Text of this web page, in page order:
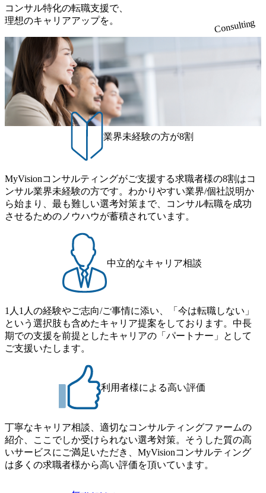
広いプロジェクトに従事 - 鈴木健仁氏：新卒でベイカレン
トに入社し最年少ディレクターを経てXspearに参画 - 梶田
威人氏：BCG出身。金融業界における戦略策定、DX戦略立
案、人事組織テーマに強みを持ち、メディア・エンタメ業
界においてはDX戦略立案、NFT等の新規事業立案を得意と
する。 - 藏満 一馬氏：アクセンチュア出身。金融業界を中
心に、DX戦略策定、新規事業立案、組織変革、規制対応等
の幅広いプロジェクトを主導する。 - 天野 善仁氏：19卒Pw
C出身。Xspear最年少シニアマネージャー 社員インタビュー
ページ (https://www.xspear.co.jp/career/interviews/) 戦略だけの
コンサルは終わり──コンサル業界の風雲児に聞く。“これ
から”のコンサルの在り方 (https://www.businessinsider.jp/articl
e/20250205-simplex-xspear/) Xspear Consultingがえるぼし認定
を取得 (https://www.agara.co.jp/article/382811) シンプレクスと
Xspear Consultingが、東京都港区の行政手続き100%デジタル
化を支援 (https://www.afpbb.com/articles/-/3520247) 【未経験
者】 ・年収UPでのオファー ・ワンプールで様々なインダ
流工程、先端技術を学べる環境 【コンサルファーム経験
者】 ・専門領域に軸足を置きながら、他領域にもチャレン
ジできる環境 ・タイトルアップでのオファー ・現職ファー
ムより高いオファー年収 ・実力主義でプロモーションでき
る（ダブルスキップもあり） ・週に1度のアサインｍｔｇで
果、なりたいキャリアを反映できるｐｊにアサインしても
らえる ・シンプレクスというテクノロジーに強い部隊がい
るため、エンジニアの視点からも協業しクライアントへ価
値提供できる ・デリバリー中心の案件もあればセールス中
心の案件もあり、個々の裁量や得意領域に合わせた売り上
げの立て方を選べる ここ1年で社員数60名⇒100名超、売上
今期18億円⇒来期30億円（いずれも約170％アップ）と急成
長中のファームである また、成長中ファームのため優秀な
上司の近くで働けるチャンスも多い(ボストン・コンサルテ
ィング・グループ出身者等 (https://www.xspear.co.jp/member/ta
keto_kajita/)） 多様なメンバー、多様なプロジェクトによる
自己成長機会が多く、新たなチャレンジが可能 100名規模に
も関わらず、外資系戦略コンサルティングファームや総合
スタイム制度を実施しており、月単位の決められた労働時
間の範囲内で、出社・退社の時刻を社員の自己裁量に委
ね、ワークライフバランスを図りながら効率的に働くこと
ができる 【休日】 土日祝休みの完全週休2日制 2025年度の
年間休日は125日（GW8日、夏季9日、年末年始9日） 有給
休暇は年間24日（4月1日入社の場合）で、入社日に付与さ
れます。 年次有給休暇の残日数は、翌年度に繰り越すこと
ができます。 慶弔休暇は、事由により取得可能日数は異な
りますが、3～7日の連続休暇を取得できます。 リフレッシ
ュ休暇は、規程で定める勤続年数ごとに、連続5日のリフレ
ッシュ休暇を取得できます。 【育児や子の看護、介護など
の制度】 育児休暇： 対象：小学校1年修了時の3月31日まで
の子を育てるすべての従業員※期間：通算3年間 短時間勤
日2時間15分まで、始業・終業時刻の繰り上げ・繰り下げが
可能 子の看護休暇： 子1人につき5日まで取得でき、1時間
単位で取得することも可能 家族看護休暇： 5日まで取得で
き、1時間単位で取得することも可能 【独身寮、住宅手当制
度など】 独身寮：富山事業所の近くに、白風寮と青風寮の2
つの寮があり、以下の入居基準を満たす方が入居可能で
す。 ＜入居基準＞ ・満33歳までの独身者 ・自宅から勤務地
までの通勤総時間が2時間を超えること 住宅手当： 本社の
近くには独身寮や社宅等が無いため、条件を満たす方には
住宅手当を支給します。 また、独身寮は男性のみの入居と
なるため、入居基準を満たす女性には住宅手当を支給しま
す。 住宅手当は、一般賃貸物件を従業員が契約し、規程で
定める金額を会社が支払います。 その他： 採用時や転勤等
による引っ越し費用は、会社が負担します。 2026年8月18日
(火) 19:00～20:00 2026年8月13日(木) 16:00 応募をご検討され
ている方を対象に、会社説明会を実施予定です。 ● 求人名
・【富山】半導体製造装置の生産エンジニア(製造・生産工
程の管理業務) ※主任候補・リーダークラス ・【砺波】半
導体製造装置の生産エンジニア(製造・生産工程の管理業務)
※顔出しは不要です。ご質問頂く際のみ、顔出ししていた
だければと存じます。
コンサル特化の転職支援で、
理想のキャリアアップを。
Consulting
業界未経験の方が8割
MyVisionコンサルティングがご支援する求職者様の8割はコ
ンサル業界未経験の方です。わかりやすい業界/個社説明か
ら始まり、最も難しい選考対策まで、コンサル転職を成功
させるためのノウハウが蓄積されています。
中立的なキャリア相談
1人1人の経験やご志向/ご事情に添い、「今は転職しない」
という選択肢も含めたキャリア提案をしております。中長
期での支援を前提としたキャリアの「パートナー」として
ご支援いたします。
利用者様による高い評価
丁寧なキャリア相談、適切なコンサルティングファームの
紹介、ここでしか受けられない選考対策。そうした質の高
いサービスにご満足いただき、MyVisionコンサルティング
は多くの求職者様から高い評価を頂いています。